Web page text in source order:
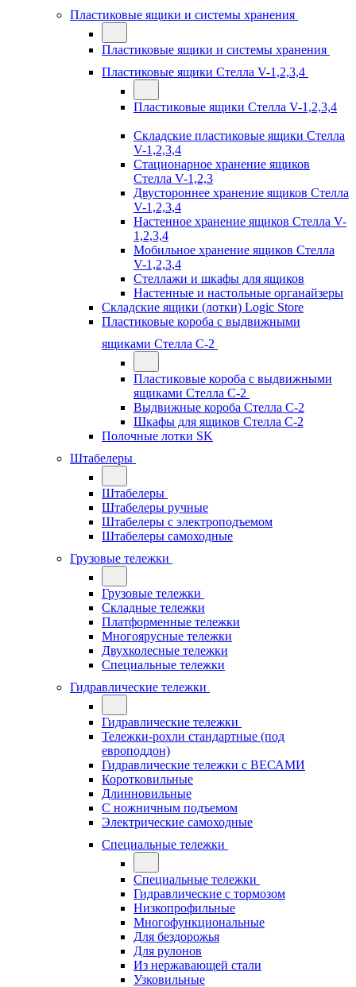
Пластиковые ящики и системы хранения
Пластиковые ящики и системы хранения
Пластиковые ящики Стелла V-1,2,3,4
Пластиковые ящики Стелла V-1,2,3,4
Складские пластиковые ящики Стелла
V-1,2,3,4
Стационарное хранение ящиков
Стелла V-1,2,3
Двустороннее хранение ящиков Стелла
V-1,2,3,4
Настенное хранение ящиков Стелла V-
1,2,3,4
Мобильное хранение ящиков Стелла
V-1,2,3,4
Стеллажи и шкафы для ящиков
Настенные и настольные органайзеры
Складские ящики (лотки) Logiс Store
Пластиковые короба с выдвижными
ящиками Стелла С-2
Пластиковые короба с выдвижными
ящиками Стелла С-2
Выдвижные короба Стелла С-2
Шкафы для ящиков Стелла С-2
Полочные лотки SK
Штабелеры
Штабелеры
Штабелеры ручные
Штабелеры с электроподъемом
Штабелеры самоходные
Грузовые тележки
Грузовые тележки
Складные тележки
Платформенные тележки
Многоярусные тележки
Двухколесные тележки
Специальные тележки
Гидравлические тележки
Гидравлические тележки
Тележки-рохли стандартные (под
европоддон)
Гидравлические тележки с ВЕСАМИ
Коротковильные
Длинновильные
С ножничным подъемом
Электрические самоходные
Специальные тележки
Специальные тележки
Гидравлические с тормозом
Низкопрофильные
Многофункциональные
Для бездорожья
Для рулонов
Из нержавающей стали
Узковильные